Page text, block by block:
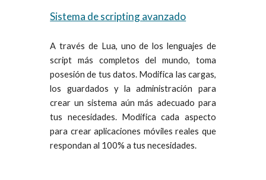
Sistema de scripting avanzado
A través de Lua, uno de los lenguajes de
script más completos del mundo, toma
posesión de tus datos. Modifica las cargas,
los guardados y la administración para
crear un sistema aún más adecuado para
tus necesidades. Modifica cada aspecto
para crear aplicaciones móviles reales que
respondan al 100% a tus necesidades.